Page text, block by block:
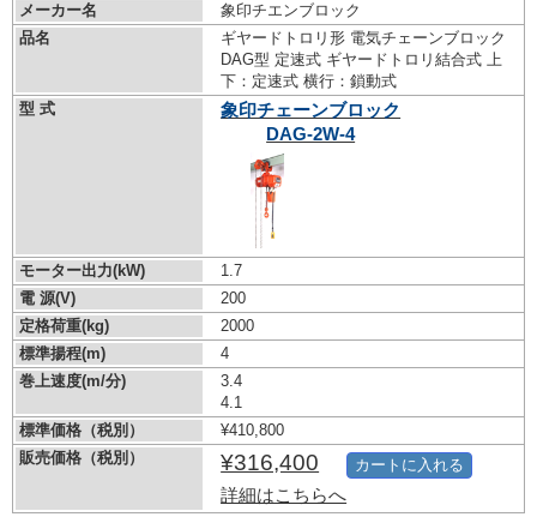
メーカー名
象印チエンブロック
品名
ギヤードトロリ形 電気チェーンブロック
DAG型 定速式 ギヤードトロリ結合式 上
下：定速式 横行：鎖動式
型 式
象印チェーンブロック
DAG-2W-4
モーター出力(kW)
1.7
電 源(V)
200
定格荷重(kg)
2000
標準揚程(m)
4
巻上速度(m/分)
3.4
4.1
標準価格（税別）
¥410,800
販売価格（税別）
¥316,400
詳細はこちらへ
カートに入れる